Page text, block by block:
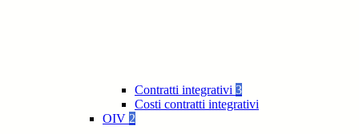
Contratti integrativi 3
Costi contratti integrativi
OIV 2